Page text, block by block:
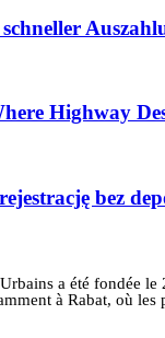
Highway
bez
a été fondée
à Rabat, où